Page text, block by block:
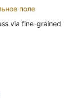
поле
via fine-grained